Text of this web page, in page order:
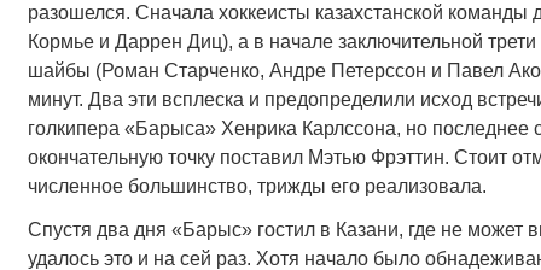
разошелся. Сначала хоккеисты казахстанской
Кормье и Даррен Диц), а в начале заключительной
шайбы (Роман Старченко, Андре Петерссон и Павел
минут. Два эти всплеска и предопределили исход
голкипера «Барыса» Хенрика Карлссона, но последнее
окончательную точку поставил Мэтью Фрэттин. Стоит
численное большинство, трижды его реализовала.
Спустя два дня «Барыс» гостил в Казани, где не может
удалось это и на сей раз. Хотя начало было